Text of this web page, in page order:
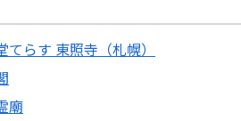
てらす 東照寺（札幌）
廟